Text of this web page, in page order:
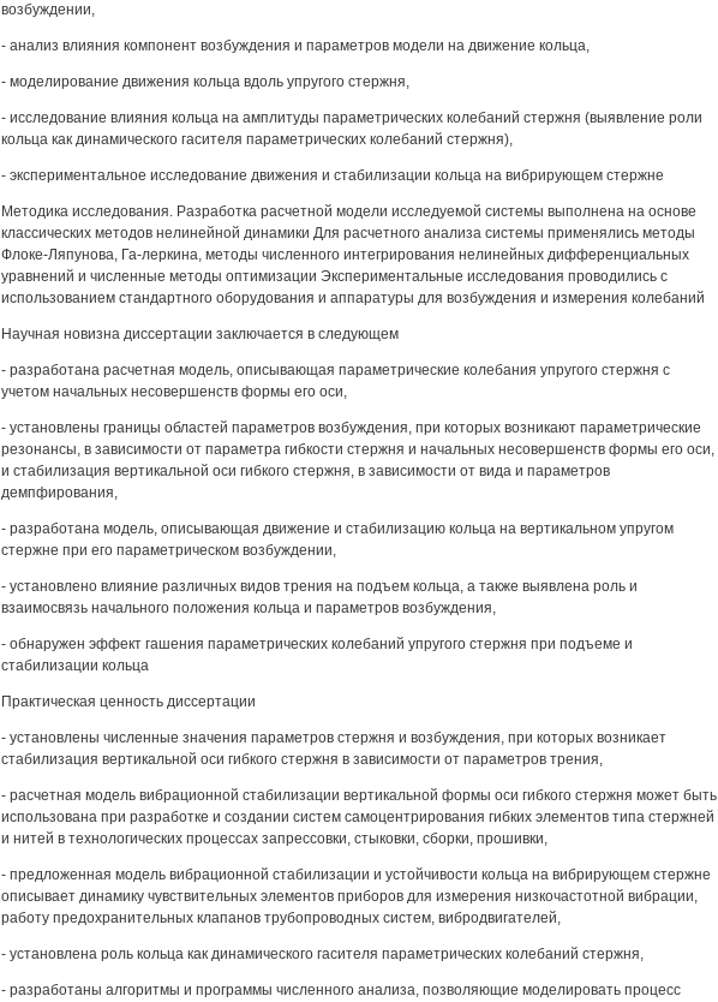
возбуждении,
- анализ влияния компонент возбуждения и параметров модели на движение кольца,
- моделирование движения кольца вдоль упругого стержня,
- исследование влияния кольца на амплитуды параметрических колебаний стержня (выявление роли
кольца как динамического гасителя параметрических колебаний стержня),
- экспериментальное исследование движения и стабилизации кольца на вибрирующем стержне
Методика исследования. Разработка расчетной модели исследуемой системы выполнена на основе
классических методов нелинейной динамики Для расчетного анализа системы применялись методы
Флоке-Ляпунова, Га-леркина, методы численного интегрирования нелинейных дифференциальных
уравнений и численные методы оптимизации Экспериментальные исследования проводились с
использованием стандартного оборудования и аппаратуры для возбуждения и измерения колебаний
Научная новизна диссертации заключается в следующем
- разработана расчетная модель, описывающая параметрические колебания упругого стержня с
учетом начальных несовершенств формы его оси,
- установлены границы областей параметров возбуждения, при которых возникают параметрические
резонансы, в зависимости от параметра гибкости стержня и начальных несовершенств формы его оси,
и стабилизация вертикальной оси гибкого стержня, в зависимости от вида и параметров
демпфирования,
- разработана модель, описывающая движение и стабилизацию кольца на вертикальном упругом
стержне при его параметрическом возбуждении,
- установлено влияние различных видов трения на подъем кольца, а также выявлена роль и
взаимосвязь начального положения кольца и параметров возбуждения,
- обнаружен эффект гашения параметрических колебаний упругого стержня при подъеме и
стабилизации кольца
Практическая ценность диссертации
- установлены численные значения параметров стержня и возбуждения, при которых возникает
стабилизация вертикальной оси гибкого стержня в зависимости от параметров трения,
- расчетная модель вибрационной стабилизации вертикальной формы оси гибкого стержня может быть
использована при разработке и создании систем самоцентрирования гибких элементов типа стержней
и нитей в технологических процессах запрессовки, стыковки, сборки, прошивки,
- предложенная модель вибрационной стабилизации и устойчивости кольца на вибрирующем стержне
описывает динамику чувствительных элементов приборов для измерения низкочастотной вибрации,
работу предохранительных клапанов трубопроводных систем, вибродвигателей,
- установлена роль кольца как динамического гасителя параметрических колебаний стержня,
- разработаны алгоритмы и программы численного анализа, позволяющие моделировать процесс